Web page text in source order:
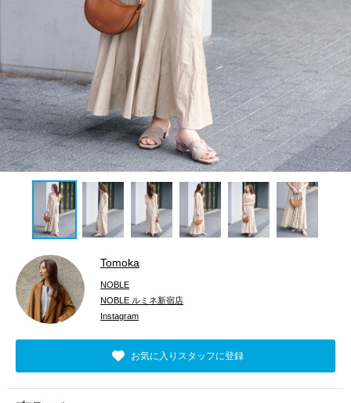
Tomoka
NOBLE
NOBLE ルミネ新宿店
Instagram
お気に入りスタッフに登録